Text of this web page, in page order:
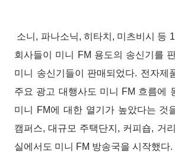
소니 , 파나소닉, 히타치 , 미츠비시 등
회사들이 미니
FM 용도의 송신기를
미니 송신기들이 판매되었다. 전자제
주요 광고 대행사도 미니
FM 흐름에
미니
FM에 대한 열기가 높았다는 것
캠퍼스,대규모 주택단지 , 커피숍, 거
실에서도 미니
FM 방송국을 시작했다.